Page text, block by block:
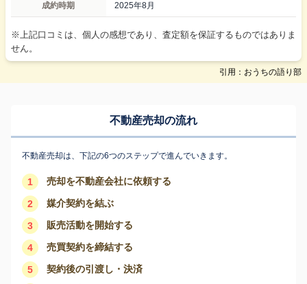
成約時期 2025年8月
※上記口コミは、個人の感想であり、査定額を保証するものではありま
せん。
引用：おうちの語り部
不動産売却の流れ
不動産売却は、下記の6つのステップで進んでいきます。
1 売却を不動産会社に依頼する
2 媒介契約を結ぶ
3 販売活動を開始する
4 売買契約を締結する
5 契約後の引渡し・決済